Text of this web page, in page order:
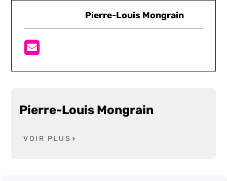
Pierre-Louis Mongrain
Pierre-Louis Mongrain
VOIR PLUS